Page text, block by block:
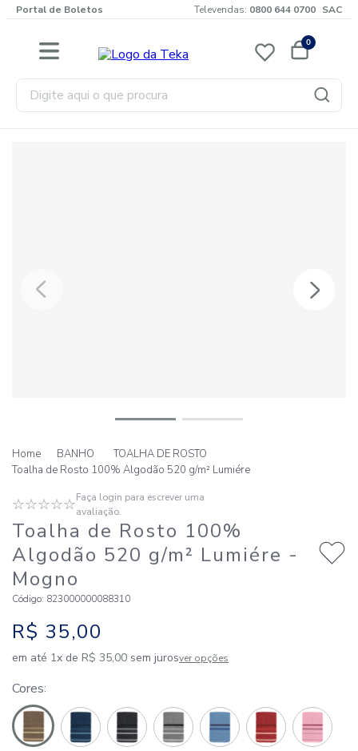
Portal de Boletos Televendas: 0800 644 0700 SAC
0
Digite aqui o que procura
BANHO
TOALHA DE ROSTO
Toalha de Rosto 100% Algodão 520 g/m² Lumiére
☆☆☆☆☆Faça login para escrever uma
avaliação.
Toalha de Rosto 100%
Algodão 520 g/m² Lumiére -
Mogno
Código: 823000000088310
R$ 35,00
em até 1x de R$ 35,00 sem jurosver opções
Cores